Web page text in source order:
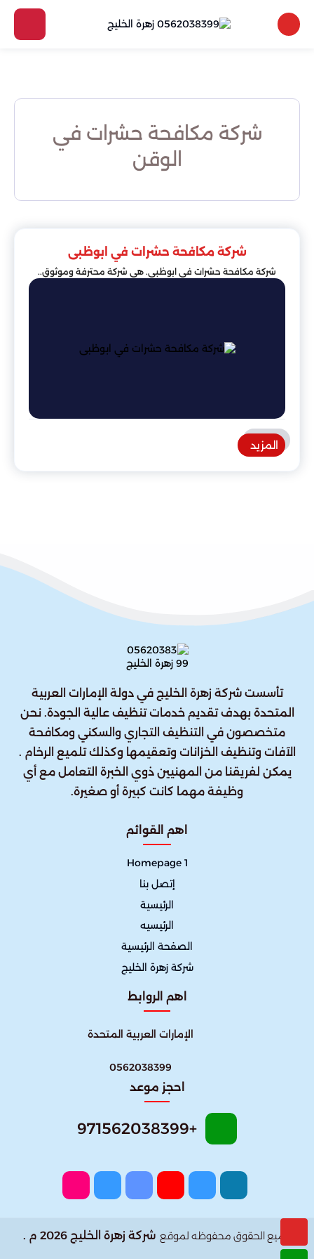
شركة مكافحة حشرات في
الوقن
شركة مكافحة حشرات في ابوظبى
شركة مكافحة حشرات في ابوظبى. هي شركة محترفة وموثوق..
المزيد
تأسست شركة زهرة الخليج في دولة الإمارات العربية
المتحدة بهدف تقديم خدمات تنظيف عالية الجودة. نحن
متخصصون في التنظيف التجاري والسكني ومكافحة
الآفات وتنظيف الخزانات وتعقيمها وكذلك تلميع الرخام .
يمكن لفريقنا من المهنيين ذوي الخبرة التعامل مع أي
وظيفة مهما كانت كبيرة أو صغيرة.
اهم القوائم
Homepage 1
إتصل بنا
الرئيسية
الرئيسيه
الصفحة الرئيسية
شركة زهرة الخليج
اهم الروابط
الإمارات العربية المتحدة
0562038399
احجز موعد
+971562038399
جميع الحقوق محفوظه لموقع شركة زهرة الخليج 2026 م .